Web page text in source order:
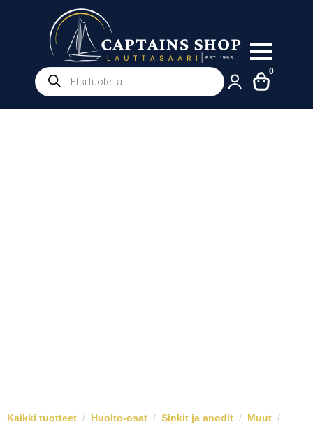
Products
search
0
Kaikki tuotteet Huolto-osat Sinkit ja anodit
Muut